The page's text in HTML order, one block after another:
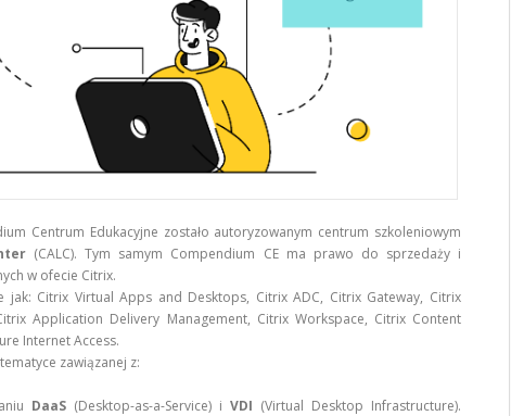
Centrum Edukacyjne zostało autoryzowanym centrum szkoleniowym
(CALC). Tym samym Compendium CE ma prawo do sprzedaży i
w ofecie Citrix.
Citrix Virtual Apps and Desktops, Citrix ADC, Citrix Gateway, Citrix
Application Delivery Management, Citrix Workspace, Citrix Content
Internet Access.
zawiązanej z:
DaaS (Desktop-as-a-Service) i VDI (Virtual Desktop Infrastructure).